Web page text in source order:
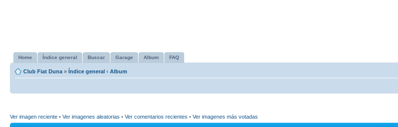
Home Índice general Buscar Garage Album FAQ
Club Fiat Duna » Índice general ‹ Album
Ver imagen reciente • Ver imagenes aleatorias • Ver comentarios recientes • Ver imagenes más votadas